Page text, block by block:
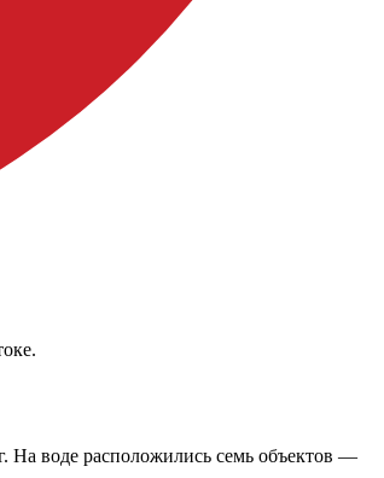
На воде расположились семь объектов —